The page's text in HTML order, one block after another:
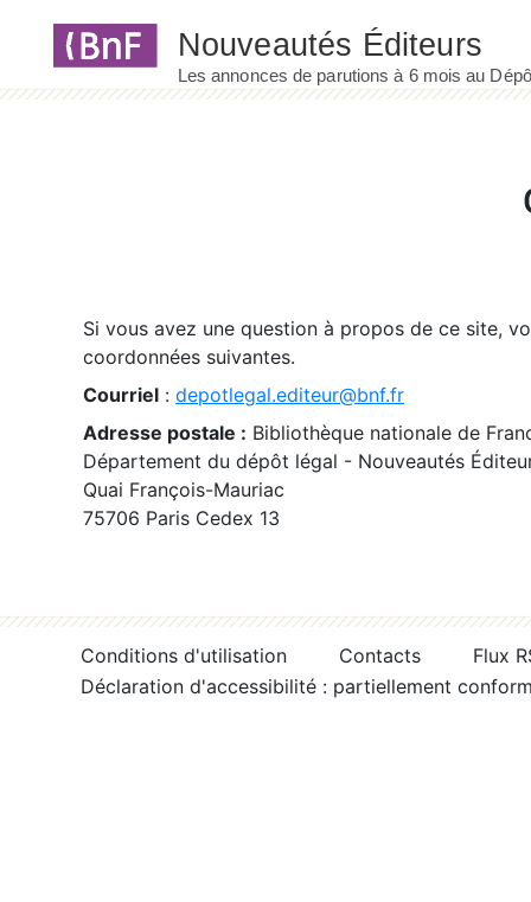
Si vous avez une question à propos de ce site,
coordonnées suivantes.
Courriel : depotlegal.editeur@bnf.fr
Adresse postale : Bibliothèque nationale de
Département du dépôt légal - Nouveautés
Quai François-Mauriac
75706 Paris Cedex 13
Conditions d'utilisation Contacts
Flux
Déclaration d'accessibilité : partiellement